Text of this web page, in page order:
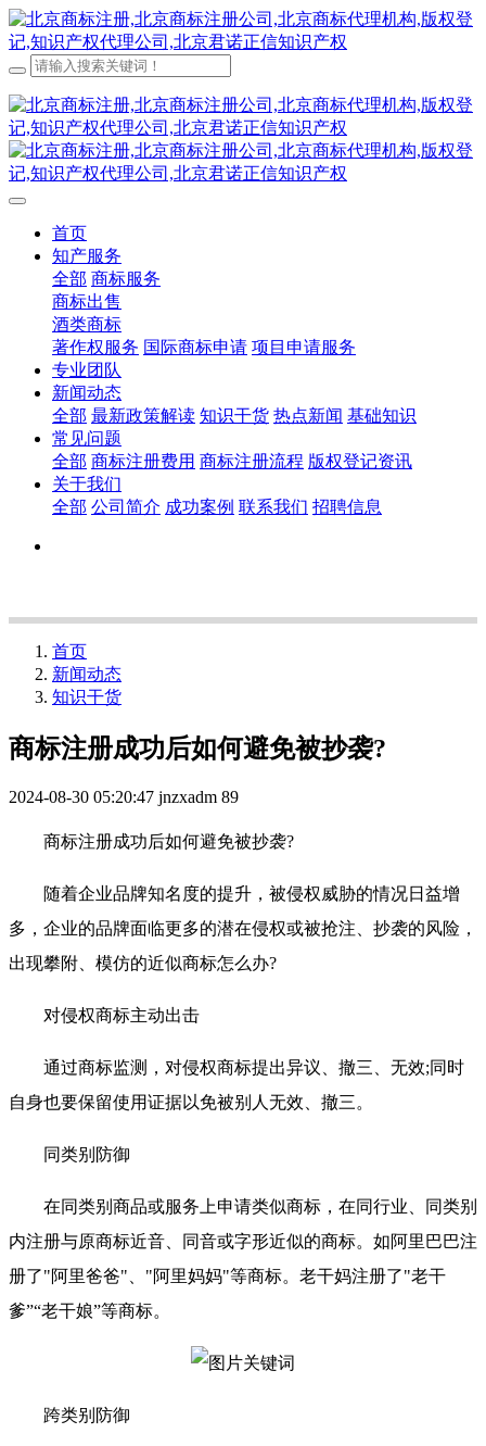
首页
知产服务
全部 商标服务
商标出售
酒类商标
著作权服务 国际商标申请 项目申请服务
专业团队
新闻动态
全部 最新政策解读 知识干货 热点新闻 基础知识
常见问题
全部 商标注册费用 商标注册流程 版权登记资讯
关于我们
全部 公司简介 成功案例 联系我们 招聘信息
首页
新闻动态
知识干货
商标注册成功后如何避免被抄袭?
2024-08-30 05:20:47 jnzxadm 89
商标注册成功后如何避免被抄袭?
随着企业品牌知名度的提升，被侵权威胁的情况日益增
多，企业的品牌面临更多的潜在侵权或被抢注、抄袭的风险，
出现攀附、模仿的近似商标怎么办?
对侵权商标主动出击
通过商标监测，对侵权商标提出异议、撤三、无效;同时
自身也要保留使用证据以免被别人无效、撤三。
同类别防御
在同类别商品或服务上申请类似商标，在同行业、同类别
内注册与原商标近音、同音或字形近似的商标。如阿里巴巴注
册了"阿里爸爸"、"阿里妈妈"等商标。老干妈注册了"老干
爹”“老干娘”等商标。
跨类别防御